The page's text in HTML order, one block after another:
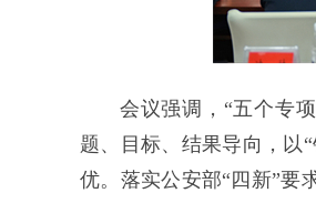
会议强调， “五个专
题、目标、结果导向，以
优。落实公安部“四新”要